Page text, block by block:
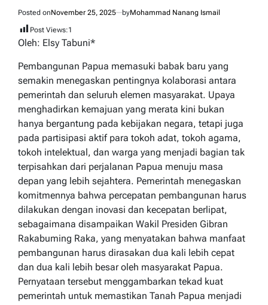
Posted onNovember 25, 2025 byMohammad Nanang Ismail
Post Views:1
Oleh: Elsy Tabuni*
Pembangunan Papua memasuki babak baru yang
semakin menegaskan pentingnya kolaborasi antara
pemerintah dan seluruh elemen masyarakat. Upaya
menghadirkan kemajuan yang merata kini bukan
hanya bergantung pada kebijakan negara, tetapi juga
pada partisipasi aktif para tokoh adat, tokoh agama,
tokoh intelektual, dan warga yang menjadi bagian tak
terpisahkan dari perjalanan Papua menuju masa
depan yang lebih sejahtera. Pemerintah menegaskan
komitmennya bahwa percepatan pembangunan harus
dilakukan dengan inovasi dan kecepatan berlipat,
sebagaimana disampaikan Wakil Presiden Gibran
Rakabuming Raka, yang menyatakan bahwa manfaat
pembangunan harus dirasakan dua kali lebih cepat
dan dua kali lebih besar oleh masyarakat Papua.
Pernyataan tersebut menggambarkan tekad kuat
pemerintah untuk memastikan Tanah Papua menjadi